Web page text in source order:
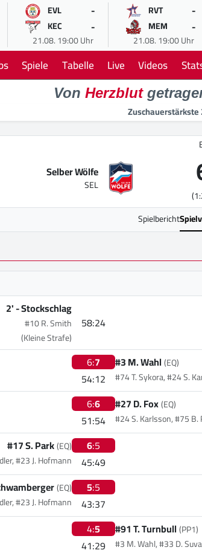
EVL -
KEC -
21.08. 19:00 Uhr
RVT -
MEM -
21.08. 19:00 Uhr
Spiele Tabelle Live Videos
Von Herzblut
Zuschauerstärkste
Selber Wölfe
SEL
Spielbericht
58:24
2' -Stockschlag
#10 R. Smith
(Kleine Strafe)
6:7
54:12
#3 M. Wahl(EQ)
#74 T. Sykora, #24 S.
6:6
51:54
#27 D. Fox(EQ)
#24 S. Karlsson, #75 B.
6:5
45:49
#17 S. Park(EQ)
#23 J. Hofmann
5:5
43:37
(EQ)
#23 J. Hofmann
4:5
41:29
#91 T. Turnbull(PP1)
#3 M. Wahl, #33 D.